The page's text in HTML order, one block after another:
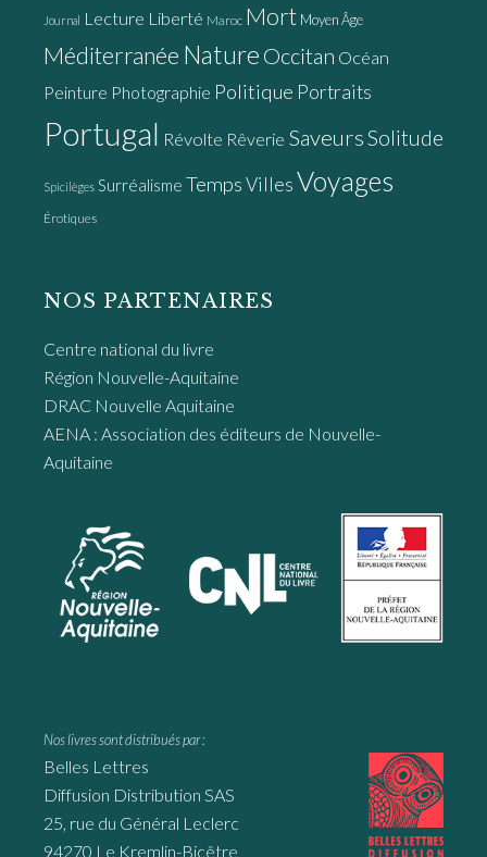
Journal Lecture Liberté Maroc Mort Moyen Âge
Méditerranée Nature Occitan Océan
Peinture Photographie Politique Portraits
Portugal Révolte Rêverie Saveurs Solitude
Spicilèges Surréalisme TempsVillesVoyages
Érotiques
NOS PARTENAIRES
Centre national du livre
Région Nouvelle-Aquitaine
DRAC Nouvelle Aquitaine
AENA : Association des éditeurs de Nouvelle-
Aquitaine
Nos livres sont distribués par :
Belles Lettres
Diffusion Distribution SAS
25, rue du Général Leclerc
94270 Le Kremlin-Bicêtre